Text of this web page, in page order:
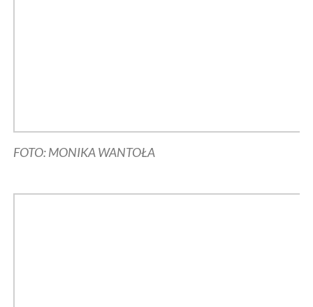
FOTO: MONIKA WANTOŁA